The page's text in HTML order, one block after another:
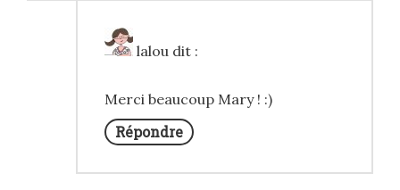
lalou dit :
Merci beaucoup Mary ! :)
Répondre